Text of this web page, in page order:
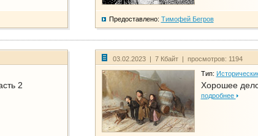
Предоставлено: Тимофей Бегров
2
03.02.2023 | 7 Кбайт | просмотров: 1194
Тип:
Хорошее
подробнее